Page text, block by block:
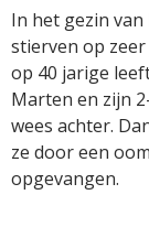
In het gezin
stierven op
op 40 jarige
Marten en zijn
wees achter.
ze door een
opgevangen.